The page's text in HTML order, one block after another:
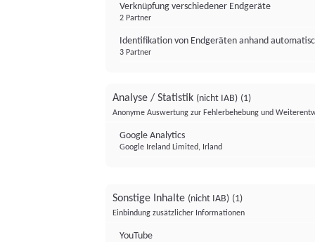
Verknüpfung verschiedener Endgeräte
2 Partner
Identifikation von Endgeräten anhand
3 Partner
Analyse / Statistik (nicht IAB) (1)
Anonyme Auswertung zur Fehlerbehebung und
Google Analytics
Google Ireland Limited, Irland
Sonstige Inhalte (nicht IAB) (1)
Einbindung zusätzlicher Informationen
YouTube